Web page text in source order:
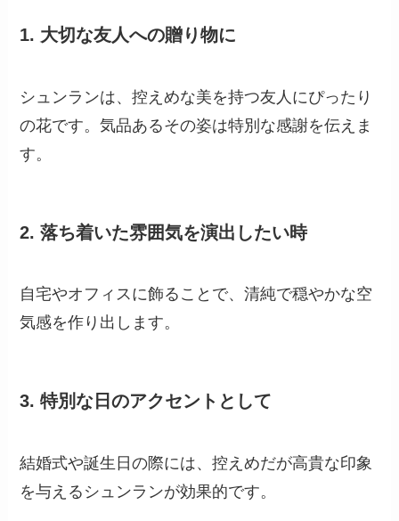
1. 大切な友人への贈り物に
シュンランは、控えめな美を持つ友人にぴったり
の花です。気品あるその姿は特別な感謝を伝えま
す。
2.落ち着いた雰囲気を演出したい時
自宅やオフィスに飾ることで、清純で穏やかな空
気感を作り出します。
3.特別な日のアクセントとして
結婚式や誕生日の際には、控えめだが高貴な印象
を与えるシュンランが効果的です。